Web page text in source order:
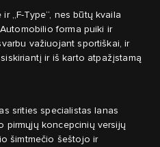
„F-Type“, nes būtų kvaila
forma puiki ir
važiuojant sportiškai, ir
ir iš karto atpažįstamą
srities specialistas Ianas
pirmųjų koncepcinių versijų
šimtmečio šeštojo ir